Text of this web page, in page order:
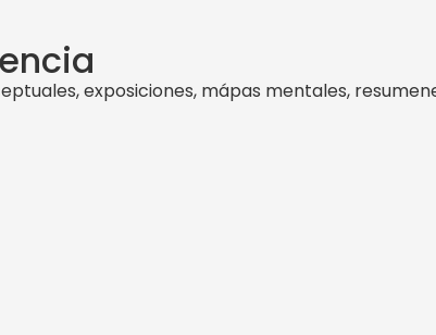
exposiciones, mápas mentales,